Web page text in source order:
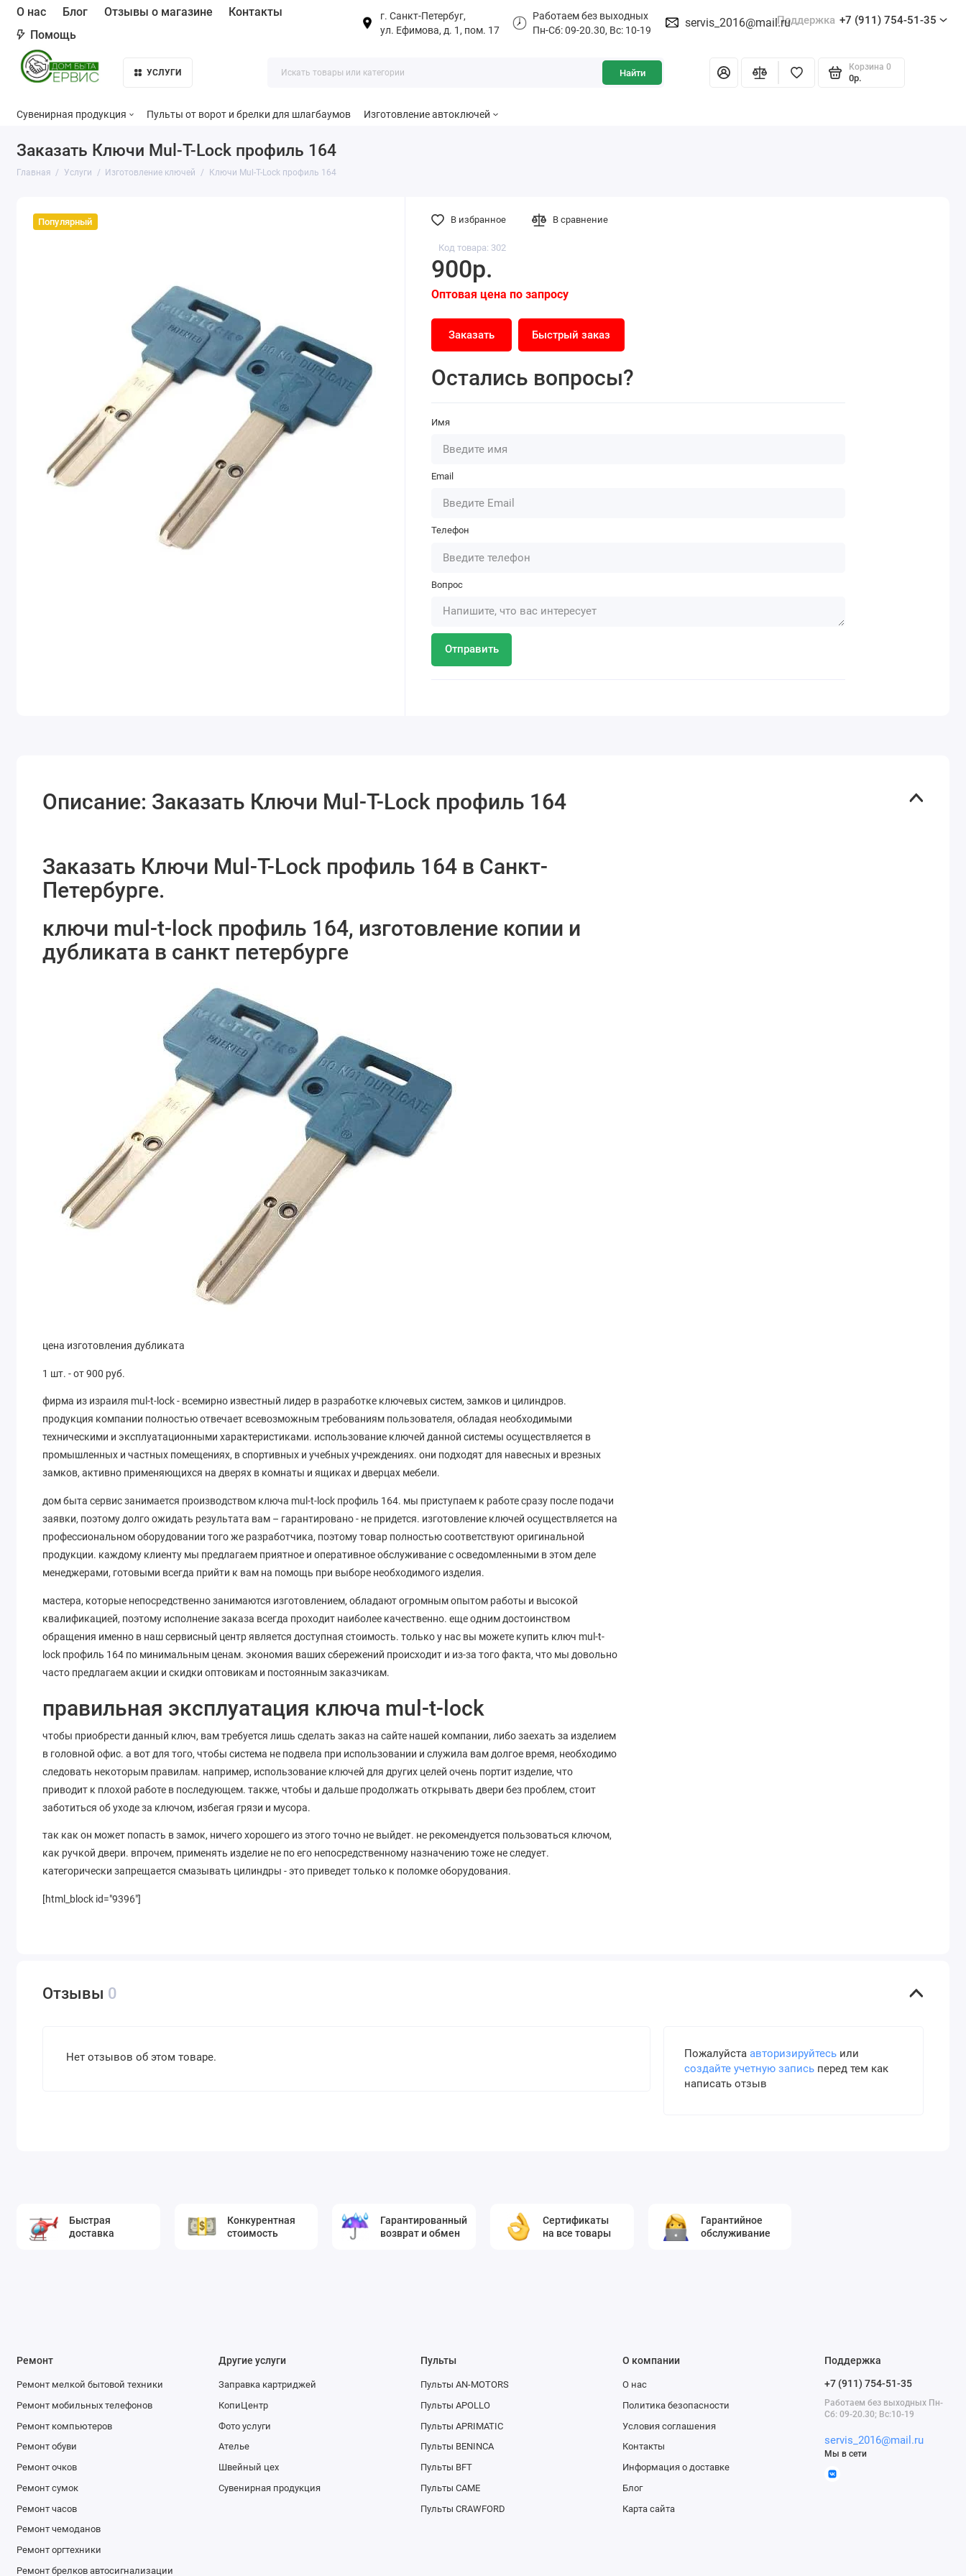
О нас Блог Отзывы о магазине
Контакты
Помощь
г. Санкт-Петербуг,
ул. Ефимова, д. 1, пом. 17
Работаем без выходных
Пн-Сб: 09-20.30, Вс: 10-19
servis_2016@mail.ruПоддержка +7 (911) 754-51-35
УСЛУГИ Найти
Корзина 0
0р.
Сувенирная продукция Пульты от ворот и брелки для шлагбаумов Изготовление автоключей
Заказать Ключи Mul-T-Lock профиль 164
Главная Услуги Изготовление ключей Ключи Mul-T-Lock профиль 164
Популярный
Код товара: 302
900р.
Оптовая цена по запросу
Заказать Быстрый заказ
Остались вопросы?
Имя
Email
Телефон
Вопрос
Отправить
В избранное В сравнение
Описание: Заказать Ключи Mul-T-Lock профиль 164
Заказать Ключи Mul-T-Lock профиль 164 в Санкт-
Петербурге.
ключи mul-t-lock профиль 164, изготовление копии и
дубликата в санкт петербурге
цена изготовления дубликата
1 шт. - от 900 руб.
фирма из израиля mul-t-lock - всемирно известный лидер в разработке ключевых систем, замков и цилиндров.
продукция компании полностью отвечает всевозможным требованиям пользователя, обладая необходимыми
техническими и эксплуатационными характеристиками. использование ключей данной системы осуществляется в
промышленных и частных помещениях, в спортивных и учебных учреждениях. они подходят для навесных и врезных
замков, активно применяющихся на дверях в комнаты и ящиках и дверцах мебели.
дом быта сервис занимается производством ключа mul-t-lock профиль 164. мы приступаем к работе сразу после подачи
заявки, поэтому долго ожидать результата вам – гарантировано - не придется. изготовление ключей осуществляется на
профессиональном оборудовании того же разработчика, поэтому товар полностью соответствуют оригинальной
продукции. каждому клиенту мы предлагаем приятное и оперативное обслуживание с осведомленными в этом деле
менеджерами, готовыми всегда прийти к вам на помощь при выборе необходимого изделия.
мастера, которые непосредственно занимаются изготовлением, обладают огромным опытом работы и высокой
квалификацией, поэтому исполнение заказа всегда проходит наиболее качественно. еще одним достоинством
обращения именно в наш сервисный центр является доступная стоимость. только у нас вы можете купить ключ mul-t-
lock профиль 164 по минимальным ценам. экономия ваших сбережений происходит и из-за того факта, что мы довольно
часто предлагаем акции и скидки оптовикам и постоянным заказчикам.
правильная эксплуатация ключа mul-t-lock
чтобы приобрести данный ключ, вам требуется лишь сделать заказ на сайте нашей компании, либо заехать за изделием
в головной офис. а вот для того, чтобы система не подвела при использовании и служила вам долгое время, необходимо
следовать некоторым правилам. например, использование ключей для других целей очень портит изделие, что
приводит к плохой работе в последующем. также, чтобы и дальше продолжать открывать двери без проблем, стоит
заботиться об уходе за ключом, избегая грязи и мусора.
так как он может попасть в замок, ничего хорошего из этого точно не выйдет. не рекомендуется пользоваться ключом,
как ручкой двери. впрочем, применять изделие не по его непосредственному назначению тоже не следует.
категорически запрещается смазывать цилиндры - это приведет только к поломке оборудования.
[html_block id="9396"]
Отзывы 0
Нет отзывов об этом товаре. Пожалуйста авторизируйтесьили
создайте учетную записьперед тем как
написать отзыв
Быстрая
доставка
Конкурентная
стоимость
Гарантированный
возврат и обмен
Сертификаты
на все товары
Гарантийное
обслуживание
Ремонт
Ремонт мелкой бытовой техники
Ремонт мобильных телефонов
Ремонт компьютеров
Ремонт обуви
Ремонт очков
Ремонт сумок
Ремонт часов
Ремонт чемоданов
Ремонт оргтехники
Ремонт брелков автосигнализации
Другие услуги
Заправка картриджей
КопиЦентр
Фото услуги
Ателье
Швейный цех
Сувенирная продукция
Пульты
Пульты AN-MOTORS
Пульты APOLLO
Пульты APRIMATIC
Пульты BENINCA
Пульты BFT
Пульты CAME
Пульты CRAWFORD
О компании
О нас
Политика безопасности
Условия соглашения
Контакты
Информация о доставке
Блог
Карта сайта
Поддержка
+7 (911) 754-51-35
Работаем без выходных Пн-
Сб: 09-20.30; Вс:10-19
servis_2016@mail.ru
Мы в сети